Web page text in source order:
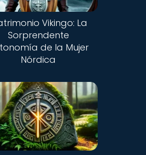
Vikingo: La
Sorprendente
de la Mujer
Nórdica